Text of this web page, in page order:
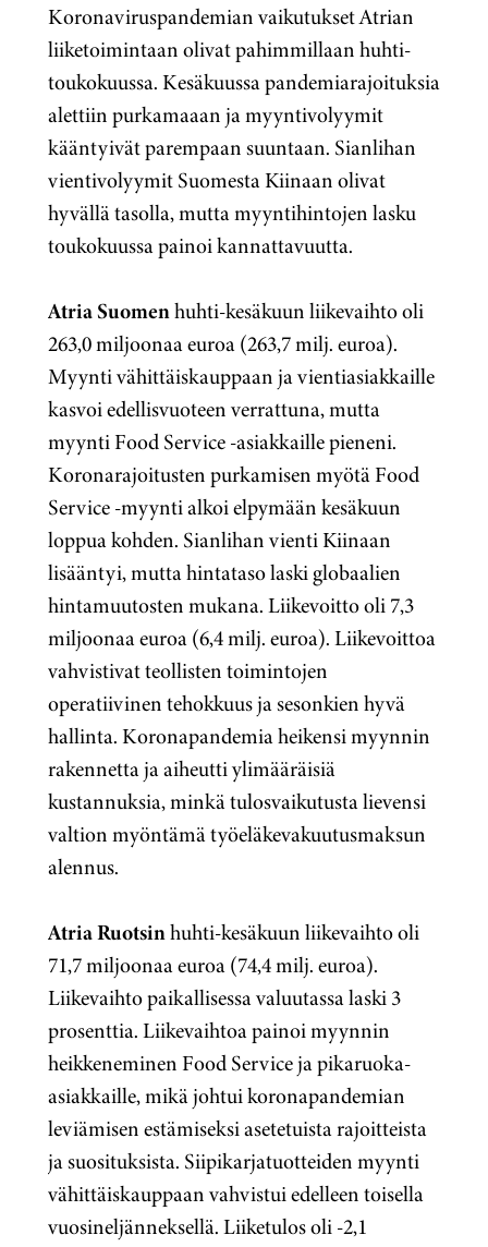
Koronaviruspandemian vaikutukset Atrian
liiketoimintaan olivat pahimmillaan huhti-
toukokuussa. Kesäkuussa pandemiarajoituksia
alettiin purkamaaan ja myyntivolyymit
kääntyivät parempaan suuntaan. Sianlihan
vientivolyymit Suomesta Kiinaan olivat
hyvällä tasolla, mutta myyntihintojen lasku
toukokuussa painoi kannattavuutta.
Atria Suomenhuhti-kesäkuun liikevaihto oli
263,0 miljoonaa euroa (263,7 milj. euroa).
Myynti vähittäiskauppaan ja vientiasiakkaille
kasvoi edellisvuoteen verrattuna, mutta
myynti Food Service -asiakkaille pieneni.
Koronarajoitusten purkamisen myötä Food
Service -myynti alkoi elpymään kesäkuun
loppua kohden. Sianlihan vienti Kiinaan
lisääntyi, mutta hintataso laski globaalien
hintamuutosten mukana. Liikevoitto oli 7,3
miljoonaa euroa (6,4 milj. euroa). Liikevoittoa
vahvistivat teollisten toimintojen
operatiivinen tehokkuus ja sesonkien hyvä
hallinta. Koronapandemia heikensi myynnin
rakennetta ja aiheutti ylimääräisiä
kustannuksia, minkä tulosvaikutusta lievensi
valtion myöntämä työeläkevakuutusmaksun
alennus.
Atria Ruotsinhuhti-kesäkuun liikevaihto oli
71,7 miljoonaa euroa (74,4 milj. euroa).
Liikevaihto paikallisessa valuutassa laski 3
prosenttia. Liikevaihtoa painoi myynnin
heikkeneminen Food Service ja pikaruoka-
asiakkaille, mikä johtui koronapandemian
leviämisenestämiseksi asetetuista rajoitteista
ja suosituksista. Siipikarjatuotteiden myynti
vähittäiskauppaan vahvistui edelleen toisella
vuosineljänneksellä. Liiketulos oli -2,1